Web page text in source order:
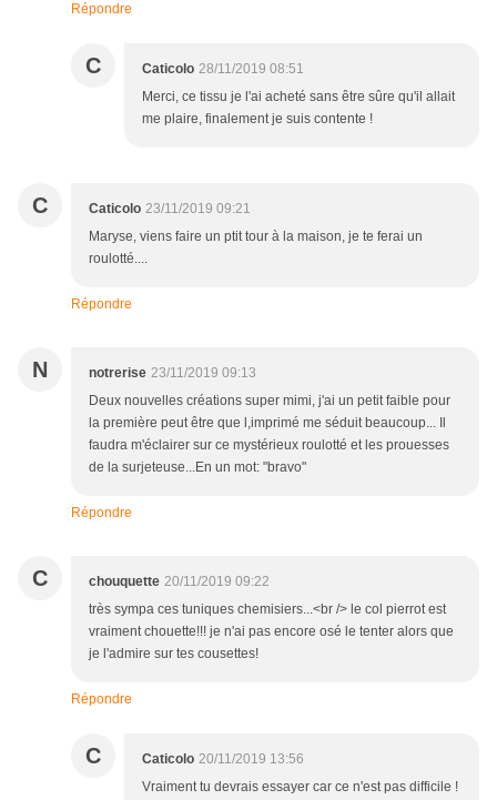
Répondre
C Caticolo 28/11/2019 08:51
Merci, ce tissu je l'ai acheté sans être sûre qu'il allait
me plaire, finalement je suis contente !
C Caticolo 23/11/2019 09:21
Maryse, viens faire un ptit tour à la maison, je te ferai un
roulotté....
Répondre
N notrerise 23/11/2019 09:13
Deux nouvelles créations super mimi, j'ai un petit faible pour
la première peut être que l,imprimé me séduit beaucoup... Il
faudra m'éclairer sur ce mystérieux roulotté et les prouesses
de la surjeteuse...En un mot: "bravo"
Répondre
C chouquette 20/11/2019 09:22
très sympa ces tuniques chemisiers...<br /> le col pierrot est
vraiment chouette!!! je n'ai pas encore osé le tenter alors que
je l'admire sur tes cousettes!
Répondre
C Caticolo 20/11/2019 13:56
Vraiment tu devrais essayer car ce n'est pas difficile !